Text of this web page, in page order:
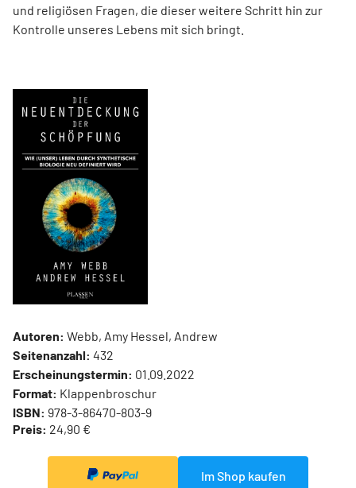
und religiösen Fragen, die dieser weitere Schritt hin zur
Kontrolle unseres Lebens mit sich bringt.
Autoren: Webb, Amy Hessel, Andrew
Seitenanzahl: 432
Erscheinungstermin: 01.09.2022
Format: Klappenbroschur
ISBN: 978-3-86470-803-9
Preis: 24,90 €
Im Shop kaufen